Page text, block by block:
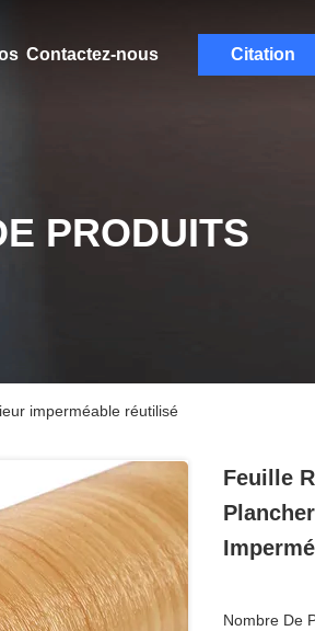
Contactez-nous Citation
PRODUITS
imperméable réutilisé
Feuille
Nombre De